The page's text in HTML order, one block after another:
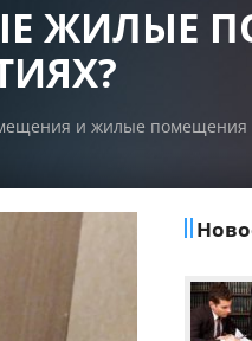
ЖИЛЫЕ
и жилые помещения